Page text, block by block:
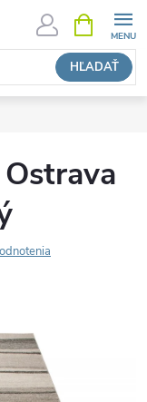
HĽADAŤ
KOŠÍK